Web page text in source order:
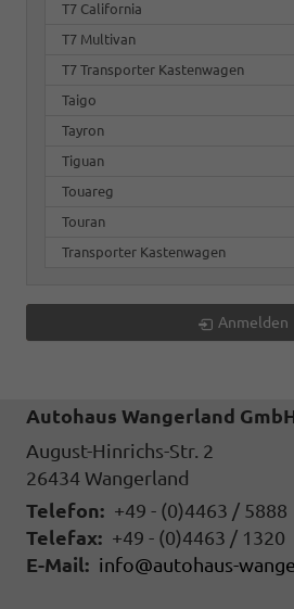
T7 California
T7 Multivan
T7 Transporter Kastenwagen
Taigo
Tayron
Tiguan
Touareg
Touran
Transporter Kastenwagen
Anmelden
Autohaus Wangerland
August-Hinrichs-Str. 2
26434 Wangerland
Telefon: +49 - (0)4463 / 5888
Telefax: +49 - (0)4463 / 1320
E-Mail: info@autohaus-